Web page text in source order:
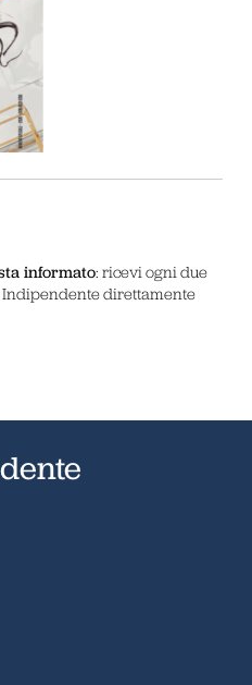
informato: ricevi ogni due
direttamente